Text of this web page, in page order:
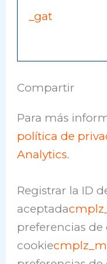
_gat
Compartir
Para más
política de
Analytics.
Registrar la ID
aceptada
preferencias
cookie